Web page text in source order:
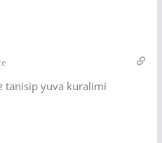
tanisip yuva kuralimi